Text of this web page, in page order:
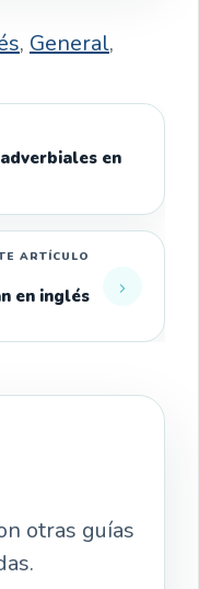
, General,
en
en inglés
otras guías